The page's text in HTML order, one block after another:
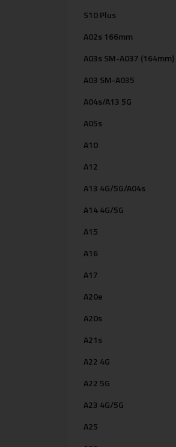
S10 Plus
A02s 166mm
A03s SM-A037 (164mm)
A03 SM-A035
A04s/A13 5G
A05s
A10
A12
A13 4G/5G/A04s
A14 4G/5G
A15
A16
A17
A20e
A20s
A21s
A22 4G
A22 5G
A23 4G/5G
A25